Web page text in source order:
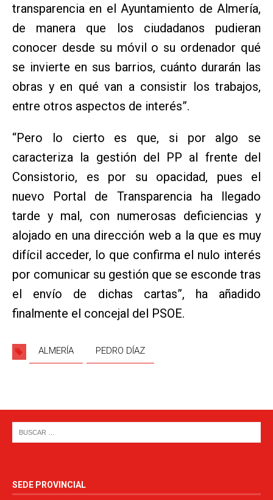
transparencia en el Ayuntamiento de Almería,
de manera que los ciudadanos pudieran
conocer desde su móvil o su ordenador qué
se invierte en sus barrios, cuánto durarán las
obras y en qué van a consistir los trabajos,
entre otros aspectos de interés”.
“Pero lo cierto es que, si por algo se
caracteriza la gestión del PP al frente del
Consistorio, es por su opacidad, pues el
nuevo Portal de Transparencia ha llegado
tarde y mal, con numerosas deficiencias y
alojado en una dirección web a la que es muy
difícil acceder, lo que confirma el nulo interés
por comunicar su gestión que se esconde tras
el envío de dichas cartas”, ha añadido
finalmente el concejal del PSOE.
ALMERÍA PEDRO DÍAZ
SEDE PROVINCIAL